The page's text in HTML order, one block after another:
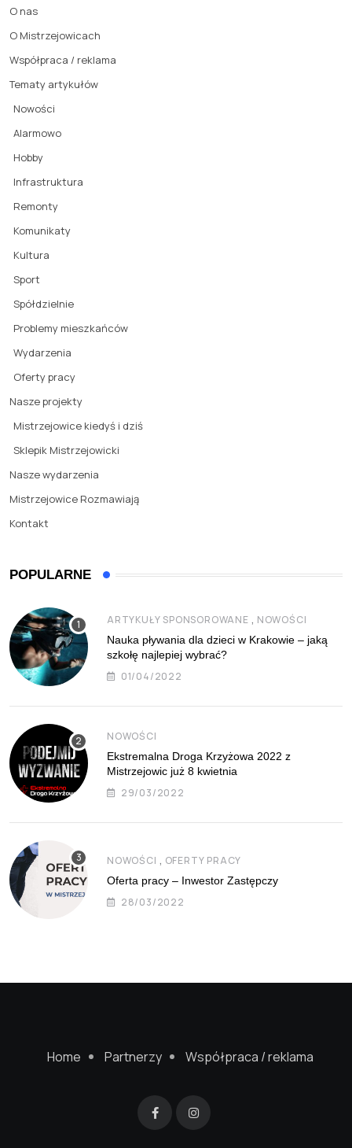
O nas
O Mistrzejowicach
Współpraca / reklama
Tematy artykułów
Nowości
Alarmowo
Hobby
Infrastruktura
Remonty
Komunikaty
Kultura
Sport
Spółdzielnie
Problemy mieszkańców
Wydarzenia
Oferty pracy
Nasze projekty
Mistrzejowice kiedyś i dziś
Sklepik Mistrzejowicki
Nasze wydarzenia
Mistrzejowice Rozmawiają
Kontakt
POPULARNE
ARTYKUŁY SPONSOROWANE , NOWOŚCI
Nauka pływania dla dzieci w Krakowie – jaką
szkołę najlepiej wybrać?
01/04/2022
NOWOŚCI
Ekstremalna Droga Krzyżowa 2022 z
Mistrzejowic już 8 kwietnia
29/03/2022
NOWOŚCI , OFERTY PRACY
Oferta pracy – Inwestor Zastępczy
28/03/2022
Home Partnerzy Współpraca / reklama